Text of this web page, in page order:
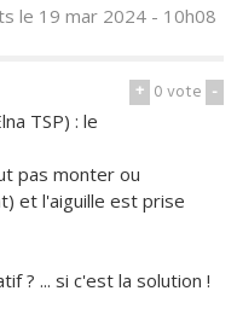
le 19 mar 2024 - 10h08
+ 0vote -
TSP) : le
pas monter ou
et l'aiguille est prise
? ... si c'est la solution !